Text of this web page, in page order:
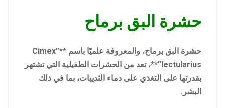
حشرة البق برماح
حشرة البق برماح، والمعروفة علميًا باسم **”Cimex
lectularius”**، تعد من الحشرات الطفيلية التي تشتهر
بقدرتها على التغذي على دماء الثدييات، بما في ذلك
البشر.